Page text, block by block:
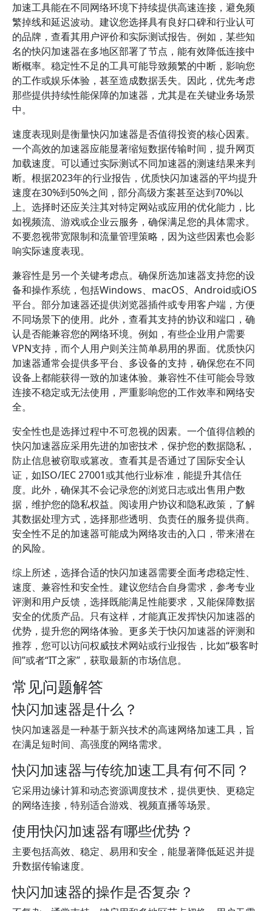
加速工具能在不同网络环境下持续提供高速连接，避免频
繁掉线和延迟波动。建议您选择具有良好口碑和行业认可
的品牌，查看其用户评价和实际测试报告。例如，某些知
名的快闪加速器在多地区部署了节点，能有效降低连接中
断概率。稳定性不足的工具可能导致频繁的中断，影响您
的工作或娱乐体验，甚至造成数据丢失。因此，优先考虑
那些提供持续性能保障的加速器，尤其是在关键业务场景
中。
速度表现则是衡量快闪加速器是否值得投资的核心因素。
一个高效的加速器应能显著缩短数据传输时间，提升网页
加载速度。可以通过实际测试不同加速器的测速结果来判
断。根据2023年的行业报告，优质快闪加速器的平均提升
速度在30%到50%之间，部分高级方案甚至达到70%以
上。选择时还应关注其对特定网站或应用的优化能力，比
如视频流、游戏或企业云服务，确保满足您的具体需求。
不要忽视带宽限制和流量管理策略，因为这些因素也会影
响实际速度表现。
兼容性是另一个关键考虑点。确保所选加速器支持您的设
备和操作系统，包括Windows、macOS、Android或iOS
平台。部分加速器还提供浏览器插件或专用客户端，方便
不同场景下的使用。此外，查看其支持的协议和端口，确
认是否能兼容您的网络环境。例如，有些企业用户需要
VPN支持，而个人用户则关注简单易用的界面。优质快闪
加速器通常会提供多平台、多设备的支持，确保您在不同
设备上都能获得一致的加速体验。兼容性不佳可能会导致
连接不稳定或无法使用，严重影响您的工作效率和网络安
全。
安全性也是选择过程中不可忽视的因素。一个值得信赖的
快闪加速器应采用先进的加密技术，保护您的数据隐私，
防止信息被窃取或篡改。查看其是否通过了国际安全认
证，如ISO/IEC 27001或其他行业标准，能提升其信任
度。此外，确保其不会记录您的浏览日志或出售用户数
据，维护您的隐私权益。阅读用户协议和隐私政策，了解
其数据处理方式，选择那些透明、负责任的服务提供商。
安全性不足的加速器可能成为网络攻击的入口，带来潜在
的风险。
综上所述，选择合适的快闪加速器需要全面考虑稳定性、
速度、兼容性和安全性。建议您结合自身需求，参考专业
评测和用户反馈，选择既能满足性能要求，又能保障数据
安全的优质产品。只有这样，才能真正发挥快闪加速器的
优势，提升您的网络体验。更多关于快闪加速器的评测和
推荐，您可以访问权威技术网站或行业报告，比如“极客时
间”或者“IT之家”，获取最新的市场信息。
常见问题解答
快闪加速器是什么？
快闪加速器是一种基于新兴技术的高速网络加速工具，旨
在满足短时间、高强度的网络需求。
快闪加速器与传统加速工具有何不同？
它采用边缘计算和动态资源调度技术，提供更快、更稳定
的网络连接，特别适合游戏、视频直播等场景。
使用快闪加速器有哪些优势？
主要包括高效、稳定、易用和安全，能显著降低延迟并提
升数据传输速度。
快闪加速器的操作是否复杂？